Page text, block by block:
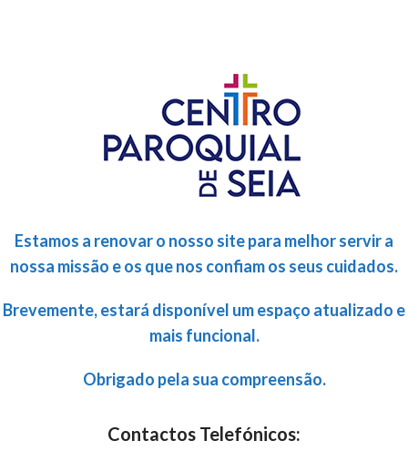
Estamos a renovar o nosso site para melhor servir a
nossa missão e os que nos confiam os seus cuidados.
Brevemente, estará disponível um espaço atualizado e
mais funcional.
Obrigado pela sua compreensão.
Contactos Telefónicos: